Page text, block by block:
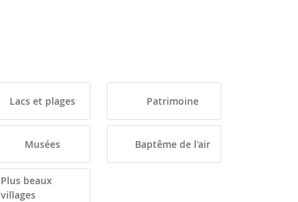
Lacs et plages Patrimoine
Musées Baptême de l'air
Plus beaux
villages